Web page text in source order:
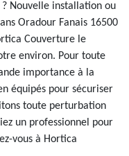
Nouvelle installation ou
Oradour Fanais 16500
Couverture le
environ. Pour toute
importance à la
équipés pour sécuriser
toute perturbation
un professionnel pour
vous à Hortica